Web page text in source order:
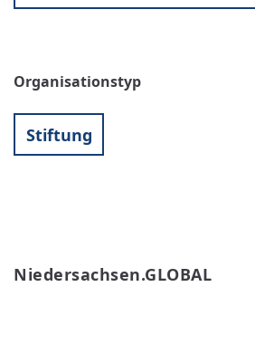
Organisationstyp
Stiftung
Niedersachsen.GLOBAL